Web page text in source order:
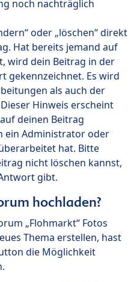
noch nachträglich
oder „löschen“ direkt
Hat bereits jemand auf
wird dein Beitrag in der
gekennzeichnet. Es wird
als auch der
Hinweis erscheint
deinen Beitrag
ein Administrator oder
hat. Bitte
nicht löschen kannst,
gibt.
hochladen?
„Flohmarkt“ Fotos
Thema erstellen, hast
die Möglichkeit